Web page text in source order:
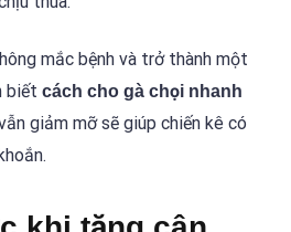
mắc bệnh và trở thành một
biết cách cho gà chọi nhanh
giảm mỡ sẽ giúp chiến kê có